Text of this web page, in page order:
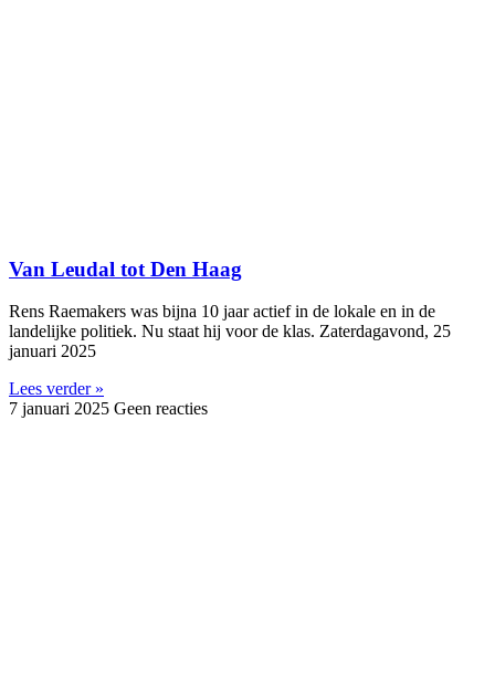
Van Leudal tot Den Haag
Rens Raemakers was bijna 10 jaar actief in de lokale en in de
landelijke politiek. Nu staat hij voor de klas. Zaterdagavond, 25
januari 2025
Lees verder »
7 januari 2025 Geen reacties